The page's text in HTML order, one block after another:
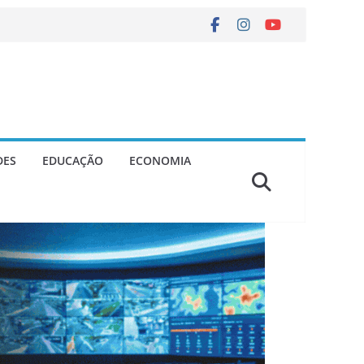
EDUCAÇÃO ECONOMIA